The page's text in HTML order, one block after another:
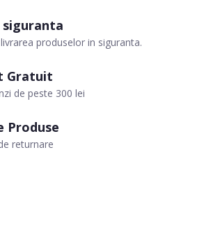
produselor in siguranta.
Gratuit
de peste 300 lei
Produse
returnare